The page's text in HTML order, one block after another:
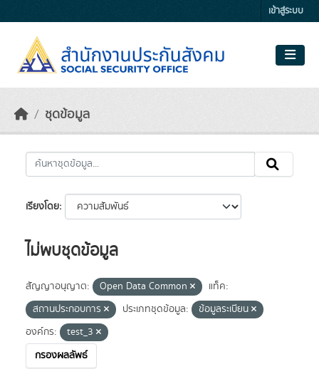
เข้าสู่ระบบ
ชุดข้อมูล
เรียงโดย
ไม่พบชุดข้อมูล
สัญญาอนุญาต: Open Data Common
แท็ค:
สถานประกอบการ
ประเภทชุดข้อมูล:
ข้อมูลระเบียน
องค์กร:
test_3
กรองผลลัพธ์